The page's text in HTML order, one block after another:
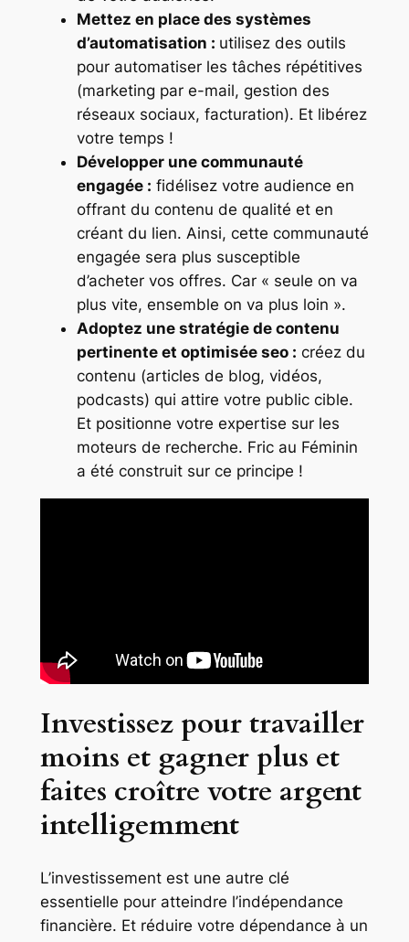
Mettez en place des systèmes
d’automatisation : utilisez des outils
pour automatiser les tâches répétitives
(marketing par e-mail, gestion des
réseaux sociaux, facturation). Et libérez
votre temps !
Développer une communauté
engagée : fidélisez votre audience en
offrant du contenu de qualité et en
créant du lien. Ainsi, cette communauté
engagée sera plus susceptible
d’acheter vos offres. Car « seule on va
plus vite, ensemble on va plus loin ».
Adoptez une stratégie de contenu
pertinente et optimisée seo : créez du
contenu (articles de blog, vidéos,
podcasts) qui attire votre public cible.
Et positionne votre expertise sur les
moteurs de recherche. Fric au Féminin
a été construit sur ce principe !
Investissez pour travailler
moins et gagner plus et
faites croître votre argent
intelligemment
L’investissement est une autre clé
essentielle pour atteindre l’indépendance
financière. Et réduire votre dépendance à un